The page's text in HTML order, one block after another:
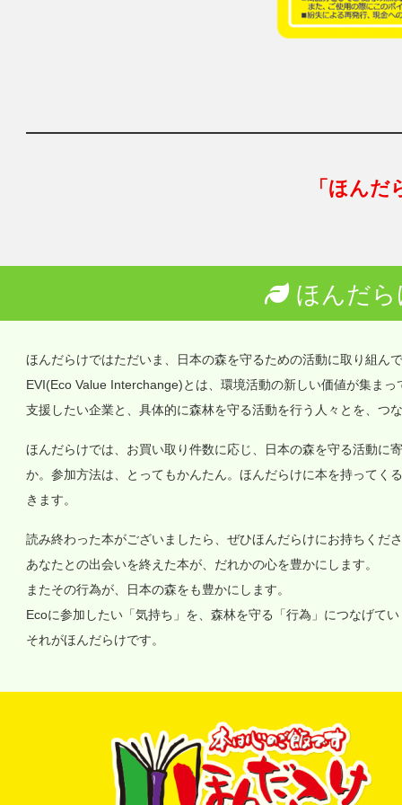
「ほん
ほんだら
ほんだらけではただいま、日本の森を守るための活動に取り組ん
EVI(Eco Value Interchange)とは、環境活動の新しい価値が集ま
支援したい企業と、具体的に森林を守る活動を行う人々とを、つ
ほんだらけでは、お買い取り件数に応じ、日本の森を守る活動に
か。参加方法は、とってもかんたん。ほんだらけに本を持ってく
きます。
読み終わった本がございましたら、ぜひほんだらけにお持ちくだ
あなたとの出会いを終えた本が、だれかの心を豊かにします。
またその行為が、日本の森をも豊かにします。
Ecoに参加したい「気持ち」を、森林を守る「行為」につなげて
それがほんだらけです。